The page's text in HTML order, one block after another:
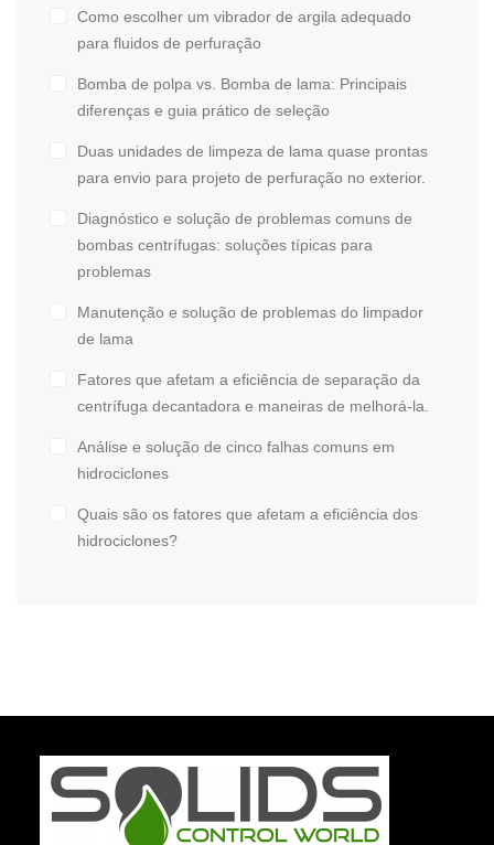
Como escolher um vibrador de argila adequado
para fluidos de perfuração
Bomba de polpa vs. Bomba de lama: Principais
diferenças e guia prático de seleção
Duas unidades de limpeza de lama quase prontas
para envio para projeto de perfuração no exterior.
Diagnóstico e solução de problemas comuns de
bombas centrífugas: soluções típicas para
problemas
Manutenção e solução de problemas do limpador
de lama
Fatores que afetam a eficiência de separação da
centrífuga decantadora e maneiras de melhorá-la.
Análise e solução de cinco falhas comuns em
hidrociclones
Quais são os fatores que afetam a eficiência dos
hidrociclones?